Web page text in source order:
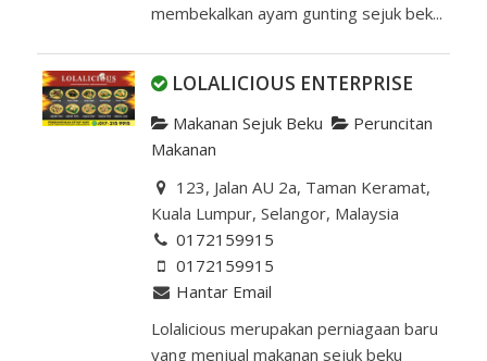
membekalkan ayam gunting sejuk bek...
LOLALICIOUS ENTERPRISE
Makanan Sejuk Beku
Peruncitan
Makanan
123, Jalan AU 2a, Taman Keramat,
Kuala Lumpur, Selangor, Malaysia
0172159915
0172159915
Hantar Email
Lolalicious merupakan perniagaan baru
yang menjual makanan sejuk beku